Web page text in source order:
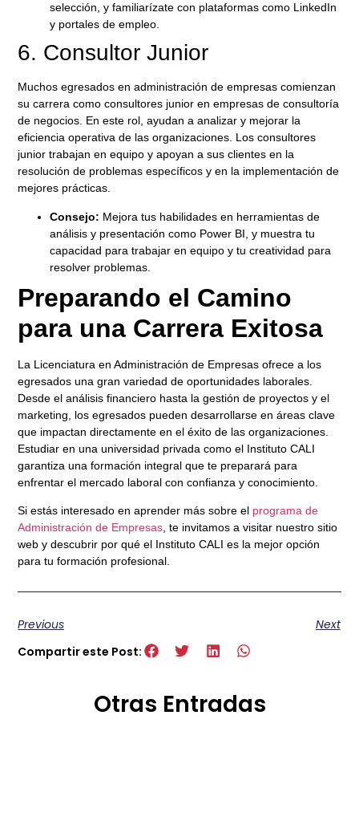
selección, y familiarízate con plataformas como LinkedIn
y portales de empleo.
6. Consultor Junior
Muchos egresados enadministración de empresas comienzan
su carrera comoconsultores junior en empresas de consultoría
de negocios. En este rol, ayudan a analizar y mejorar la
eficiencia operativa de las organizaciones. Los consultores
junior trabajan en equipo y apoyan a sus clientes en la
resolución de problemas específicos y en la implementación de
mejores prácticas.
Consejo: Mejora tus habilidades en herramientas de
análisis y presentación como Power BI, y muestra tu
capacidad para trabajar en equipo y tu creatividad para
resolver problemas.
Preparando el Camino
para una Carrera Exitosa
La Licenciatura en Administración de Empresas ofrece a los
egresados una gran variedad de oportunidades laborales.
Desde el análisis financiero hasta la gestión de proyectos y el
marketing, los egresados pueden desarrollarse en áreas clave
que impactan directamente en el éxito de las organizaciones.
Estudiar en unauniversidad privada como el Instituto CALI
garantiza una formación integral que te preparará para
enfrentar el mercado laboral con confianza y conocimiento.
Si estás interesado en aprender más sobre el programa de
Administración de Empresas , te invitamos a visitar nuestro sitio
web y descubrir por qué el Instituto CALI es la mejor opción
para tu formación profesional.
Previous
Next
Compartir este Post:
Otras Entradas